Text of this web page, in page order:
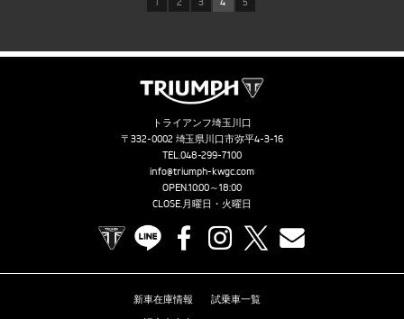
トライアンフ埼玉川口
〒332-0002 埼玉県川口市弥平4-3-16
TEL.048-299-7100
info@triumph-kwgc.com
OPEN.10:00～18:00
CLOSE.月曜日・火曜日
TRIUMPH OFFICIAL SITE
LINE FacebookInstagram
新車在庫情報
試乗車一覧